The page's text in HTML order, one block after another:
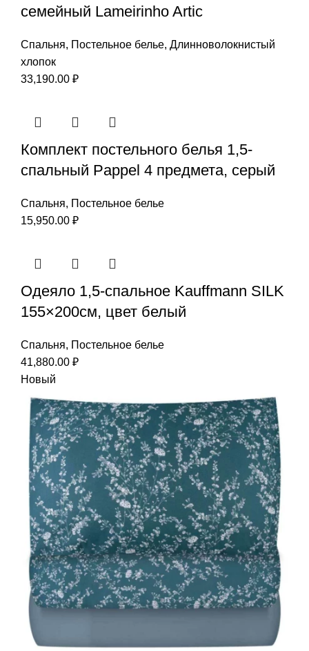
семейный Lameirinho Artic
Спальня, Постельное белье, Длинноволокнистый
хлопок
33,190.00 ₽
Комплект постельного белья 1,5-
спальный Pappel 4 предмета, серый
Спальня, Постельное белье
15,950.00 ₽
Одеяло 1,5-спальное Kauffmann SILK
155×200см, цвет белый
Спальня, Постельное белье
41,880.00 ₽
Новый